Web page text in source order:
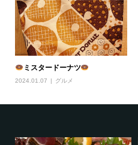
ミスタードーナツ
2024.01.07 グルメ